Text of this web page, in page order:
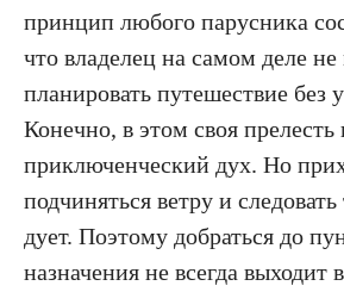
принцип любого парусника
что владелец на самом деле
планировать путешествие без
Конечно, в этом своя
приключенческий дух. Но
подчиняться ветру и
дует. Поэтому добраться до
назначения не всегда выходит